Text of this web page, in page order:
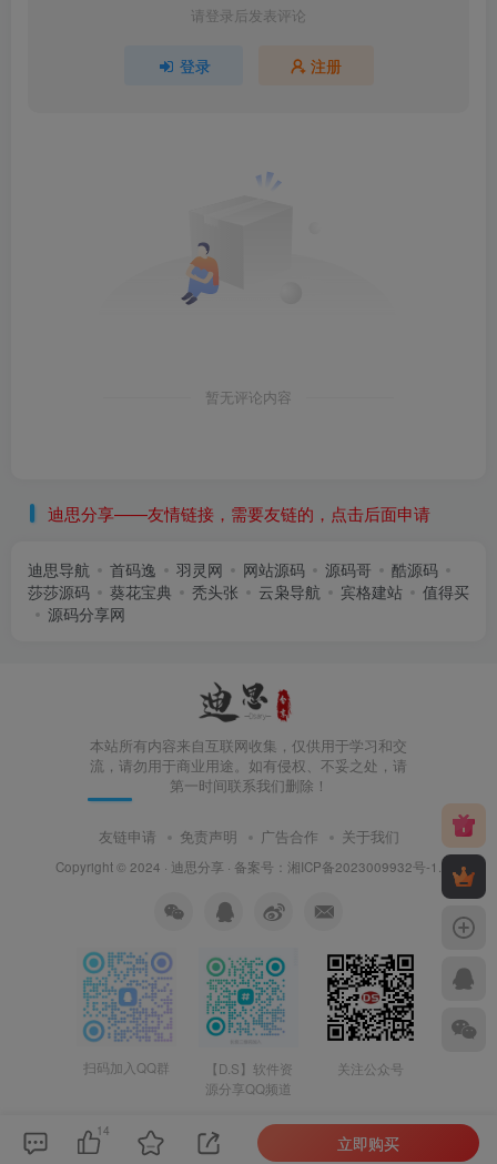
请登录后发表评论
登录 注册
暂无评论内容
迪思分享——友情链接，需要友链的，点击后面申请
迪思导航 首码逸 羽灵网 网站源码 源码哥
酷源码
莎莎源码
葵花宝典 秃头张 云枭导航 宾格建站
值得买
源码分享网
本站所有内容来自互联网收集，仅供用于学习和交
流，请勿用于商业用途。如有侵权、不妥之处，请
第一时间联系我们删除！
友链申请 免责声明 广告合作 关于我们
Copyright © 2024 · 迪思分享 · 备案号： 湘ICP备2023009932号-1 .
扫码加入QQ群
【D.S】软件资
源分享QQ频道
关注公众号
14
立即购买